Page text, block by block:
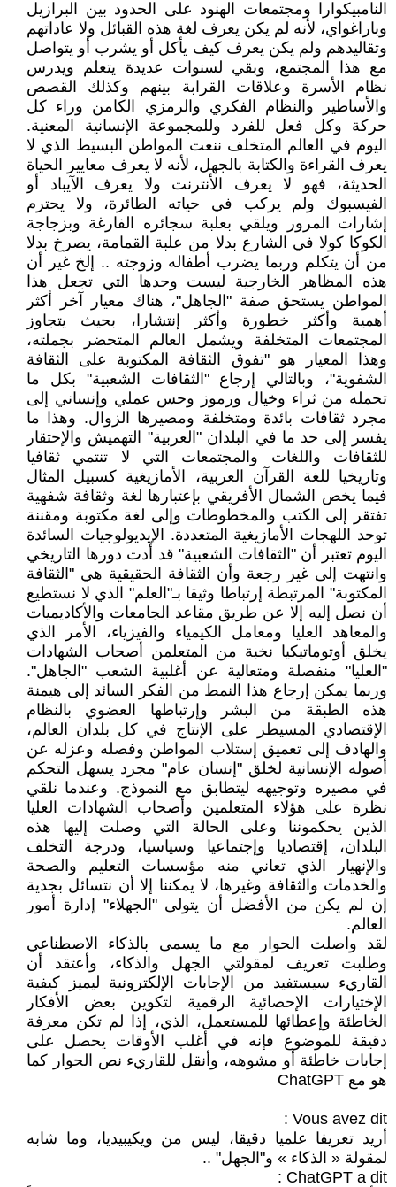
النامبيكوارا ومجتمعات الهنود على الحدود بين البرازيل
وباراغواي، لأنه لم يكن يعرف لغة هذه القبائل ولا عاداتهم
وتقاليدهم ولم يكن يعرف كيف يأكل أو يشرب أو يتواصل
مع هذا المجتمع، وبقي لسنوات عديدة يتعلم ويدرس
نظام الأسرة وعلاقات القرابة بينهم وكذلك القصص
والأساطير والنظام الفكري والرمزي الكامن وراء كل
حركة وكل فعل للفرد وللمجموعة الإنسانية المعنية.
اليوم في العالم المتخلف ننعت المواطن البسيط الذي لا
يعرف القراءة والكتابة بالجهل، لأنه لا يعرف معايير الحياة
الحديثة، فهو لا يعرف الأنترنت ولا يعرف الآيباد أو
الفيسبوك ولم يركب في حياته الطائرة، ولا يحترم
إشارات المرور ويلقي بعلبة سجائره الفارغة وبزجاجة
الكوكا كولا في الشارع بدلا من علبة القمامة، يصرخ بدلا
من أن يتكلم وربما يضرب أطفاله وزوجته .. إلخ غير أن
هذه المظاهر الخارجية ليست وحدها التي تجعل هذا
المواطن يستحق صفة "الجاهل"، هناك معيار آخر أكثر
أهمية وأكثر خطورة وأكثر إنتشارا، بحيث يتجاوز
المجتمعات المتخلفة ويشمل العالم المتحضر بجملته،
وهذا المعيار هو "تفوق الثقافة المكتوبة على الثقافة
الشفوية"، وبالتالي إرجاع "الثقافات الشعبية" بكل ما
تحمله من ثراء وخيال ورموز وحس عملي وإنساني إلى
مجرد ثقافات بائدة ومتخلفة ومصيرها الزوال. وهذا ما
يفسر إلى حد ما في البلدان "العربية" التهميش والإحتقار
للثقافات واللغات والمجتمعات التي لا تنتمي ثقافيا
وتاريخيا للغة القرآن العربية، الأمازيغية كسبيل المثال
فيما يخص الشمال الأفريقي بإعتبارها لغة وثقافة شفهية
تفتقر إلى الكتب والمخطوطات وإلى لغة مكتوبة ومقننة
توحد اللهجات الأمازيغية المتعددة. الإيديولوجيات السائدة
اليوم تعتبر أن "الثقافات الشعبية" قد أدت دورها التاريخي
وانتهت إلى غير رجعة وأن الثقافة الحقيقية هي "الثقافة
المكتوبة" المرتبطة إرتباطا وثيقا بـ"العلم" الذي لا نستطيع
أن نصل إليه إلا عن طريق مقاعد الجامعات والأكاديميات
والمعاهد العليا ومعامل الكيمياء والفيزياء، الأمر الذي
يخلق أوتوماتيكيا نخبة من المتعلمن أصحاب الشهادات
"العليا" منفصلة ومتعالية عن أغلبية الشعب "الجاهل".
وربما يمكن إرجاع هذا النمط من الفكر السائد إلى هيمنة
هذه الطبقة من البشر وإرتباطها العضوي بالنظام
الإقتصادي المسيطر على الإنتاج في كل بلدان العالم،
والهادف إلى تعميق إستلاب المواطن وفصله وعزله عن
أصوله الإنسانية لخلق "إنسان عام" مجرد يسهل التحكم
في مصيره وتوجيهه ليتطابق مع النموذج. وعندما نلقي
نظرة على هؤلاء المتعلمين وأصحاب الشهادات العليا
الذين يحكموننا وعلى الحالة التي وصلت إليها هذه
البلدان، إقتصاديا وإجتماعيا وسياسيا، ودرجة التخلف
والإنهيار الذي تعاني منه مؤسسات التعليم والصحة
والخدمات والثقافة وغيرها، لا يمكننا إلا أن نتسائل بجدية
إن لم يكن من الأفضل أن يتولى "الجهلاء" إدارة أمور
العالم.
لقد واصلت الحوار مع ما يسمى بالذكاء الاصطناعي
وطلبت تعريف لمقولتي الجهل والذكاء، وأعتقد أن
القاريء سيستفيد من الإجابات الإلكترونية ليميز كيفية
الإختيارات الإحصائية الرقمية لتكوين بعض الأفكار
الخاطئة وإعطائها للمستعمل، الذي، إذا لم تكن معرفة
دقيقة للموضوع فإنه في أغلب الأوقات يحصل على
إجابات خاطئة أو مشوهه، وأنقل للقاريء نص الحوار كما
هو مع ChatGPT
أريد تعريفا علميا دقيقا، ليس من ويكيبيديا، وما شابه
لمقولة « الذكاء » و"الجهل" ..